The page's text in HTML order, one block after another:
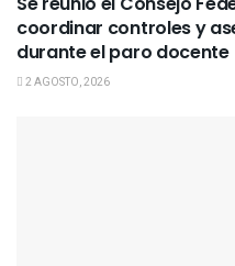
coordinar controles y
durante el paro docente
2 AGOSTO, 2026